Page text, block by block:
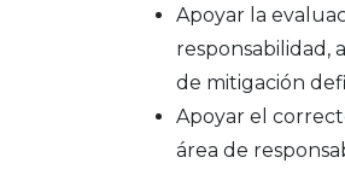
Apoyar la
responsabilidad,
de mitigación
Apoyar el
área de